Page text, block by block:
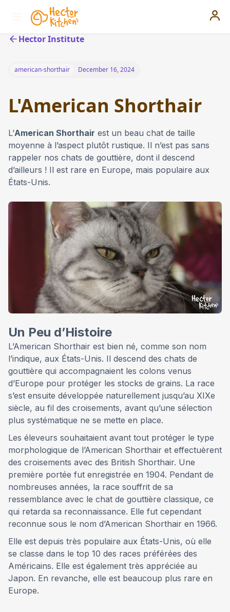
Hector Institute
american-shorthair December 16, 2024
L'American Shorthair
L’American Shorthair est un beau chat de taille
moyenne à l’aspect plutôt rustique. Il n’est pas sans
rappeler nos chats de gouttière, dont il descend
d’ailleurs ! Il est rare en Europe, mais populaire aux
États-Unis.
Un Peu d’Histoire
L’American Shorthair est bien né, comme son nom
l’indique, aux États-Unis. Il descend des chats de
gouttière qui accompagnaient les colons venus
d’Europe pour protéger les stocks de grains. La race
s’est ensuite développée naturellement jusqu’au XIXe
siècle, au fil des croisements, avant qu’une sélection
plus systématique ne se mette en place.
Les éleveurs souhaitaient avant tout protéger le type
morphologique de l’American Shorthair et effectuèrent
des croisements avec des British Shorthair. Une
première portée fut enregistrée en 1904. Pendant de
nombreuses années, la race souffrit de sa
ressemblance avec le chat de gouttière classique, ce
qui retarda sa reconnaissance. Elle fut cependant
reconnue sous le nom d’American Shorthair en 1966.
Elle est depuis très populaire aux États-Unis, où elle
se classe dans le top 10 des races préférées des
Américains. Elle est également très appréciée au
Japon. En revanche, elle est beaucoup plus rare en
Europe.